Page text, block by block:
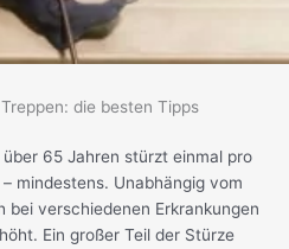
die besten Tipps
65 Jahren stürzt einmal pro
mindestens. Unabhängig vom
bei verschiedenen Erkrankungen
Ein großer Teil der Stürze